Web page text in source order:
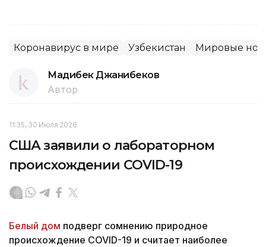
Коронавирус в мире Узбекистан Мировые
Мадибек Джанибеков
Автор
11:35, 30 Июля 2026
США заявили о лабораторном
происхождении COVID-19
Белый дом подверг сомнению природное
происхождение COVID-19 и считает наиболее